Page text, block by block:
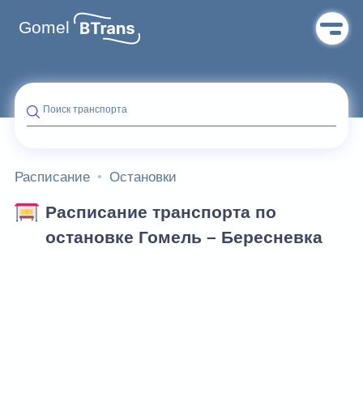
Gomel
Поиск транспорта
Расписание Остановки
Расписание транспорта по
остановке Гомель – Бересневка